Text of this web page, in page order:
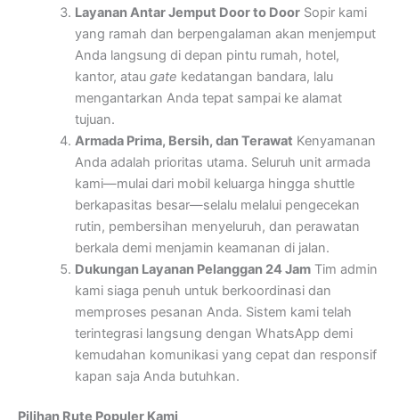
Layanan Antar Jemput Door to DoorSopir kami
yang ramah dan berpengalaman akan menjemput
Anda langsung di depan pintu rumah, hotel,
kantor, atau gate kedatangan bandara, lalu
mengantarkan Anda tepat sampai ke alamat
tujuan.
Armada Prima, Bersih, dan Terawat Kenyamanan
Anda adalah prioritas utama. Seluruh unit armada
kami—mulai dari mobil keluarga hingga shuttle
berkapasitas besar—selalu melalui pengecekan
rutin, pembersihan menyeluruh, dan perawatan
berkala demi menjamin keamanan di jalan.
Dukungan Layanan Pelanggan 24 JamTim admin
kami siaga penuh untuk berkoordinasi dan
memproses pesanan Anda. Sistem kami telah
terintegrasi langsung dengan WhatsApp demi
kemudahan komunikasi yang cepat dan responsif
kapan saja Anda butuhkan.